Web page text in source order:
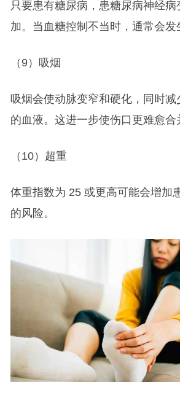
只要患有糖尿病，患糖尿病神经
加。当血糖控制不当时，通常会发
（9）吸烟
吸烟会使动脉变窄和硬化，同时
的血液。这进一步使伤口更难愈合
（10）超重
体重指数为 25 或更高可能会增加
的风险。